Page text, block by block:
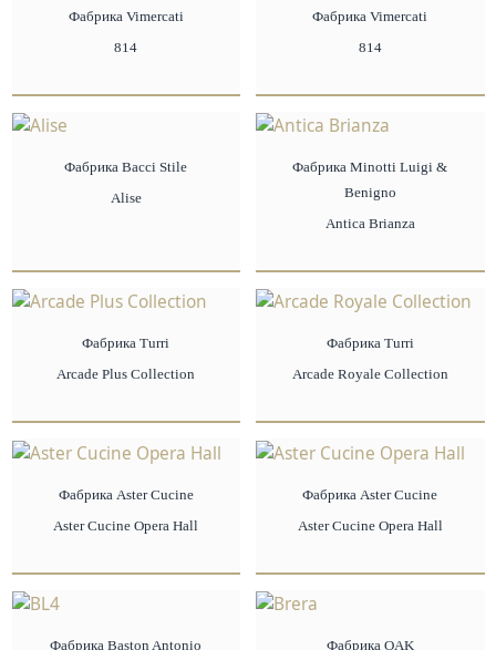
Фабрика Vimercati
814
Фабрика Vimercati
814
Фабрика Bacci Stile
Alise
Фабрика Minotti Luigi &
Benigno
Antica Brianza
Фабрика Turri
Arcade Plus Collection
Фабрика Turri
Arcade Royale Collection
Фабрика Aster Cucine
Aster Cucine Opera Hall
Фабрика Aster Cucine
Aster Cucine Opera Hall
Фабрика Baston Antonio
Фабрика OAK